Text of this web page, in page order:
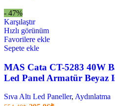
.
- 47%
Karşılaştır
Hızlı görünüm
Favorilere ekle
Sepete ekle
MAS Cata CT-5283 40W
Led Panel Armatür Beyaz
Sıva Altı Led Paneller, Aydınlatma